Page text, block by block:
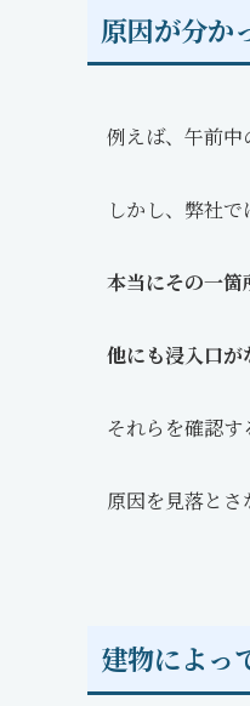
原因が分か
例えば、午前中
しかし、弊社
本当にその一箇
他にも浸入口が
それらを確認す
原因を見落とさ
建物によっ